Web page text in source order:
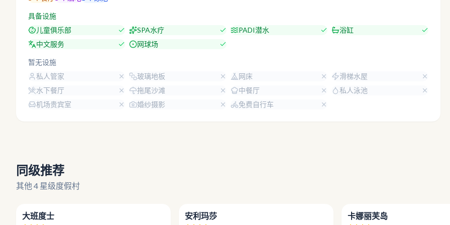
具备设施
儿童俱乐部 SPA水疗 PADI潜水
浴缸
中文服务
网球场
暂无设施
私人管家 玻璃地板 网床
滑梯水屋
水下餐厅
拖尾沙滩 中餐厅
私人泳池
机场贵宾室
婚纱摄影 免费自行车
同级推荐
其他 4 星级度假村
大班度士 安利玛莎 卡娜丽芙岛